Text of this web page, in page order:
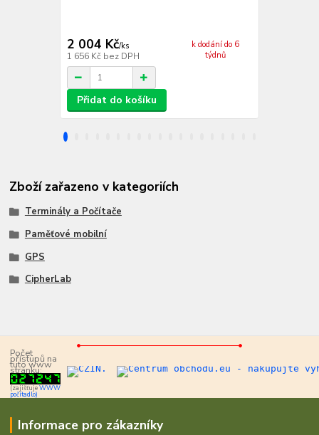
2 004 Kč/ks
1 656 Kč bez DPH
k dodání do 6
týdnů
Přidat do košíku
Zboží zařazeno v kategoriích
Terminály a Počítače
Paměťové mobilní
GPS
CipherLab
Počet
přístupů na
tuto www
stránku:
(zajišťujeWWW
počítadlo)
Informace pro zákazníky